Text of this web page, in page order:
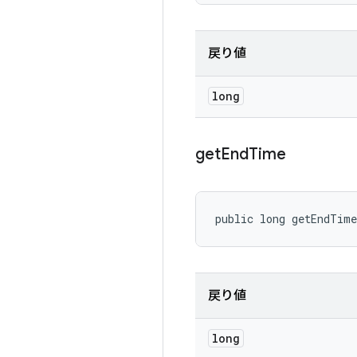
戻り値
long
getEndTime
public long
戻り値
long